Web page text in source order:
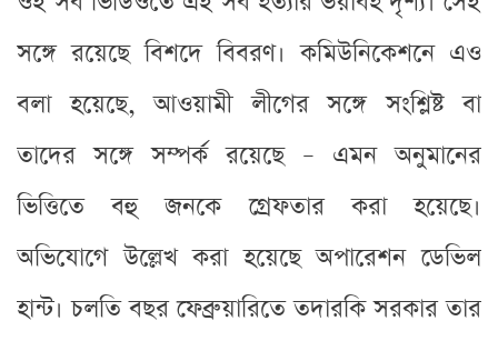
সঙ্গে রয়েছে বিশদে বিবরণ। কমিউনিকেশনে এও
বলা হয়েছে, আওয়ামী লীগের সঙ্গে সংশ্লিষ্ট বা
তাদের সঙ্গে সম্পর্ক রয়েছে – এমন অনুমানের
ভিত্তিতে বহু জনকে গ্রেফতার করা হয়েছে।
অভিযোগে উল্লেখ করা হয়েছে অপারেশন ডেভিল
হান্ট। চলতি বছর ফেব্রুয়ারিতে তদারকি সরকার তার